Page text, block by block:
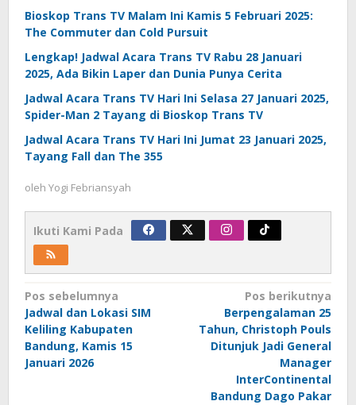
Bioskop Trans TV Malam Ini Kamis 5 Februari 2025:
The Commuter dan Cold Pursuit
Lengkap! Jadwal Acara Trans TV Rabu 28 Januari
2025, Ada Bikin Laper dan Dunia Punya Cerita
Jadwal Acara Trans TV Hari Ini Selasa 27 Januari 2025,
Spider-Man 2 Tayang di Bioskop Trans TV
Jadwal Acara Trans TV Hari Ini Jumat 23 Januari 2025,
Tayang Fall dan The 355
oleh Yogi Febriansyah
Ikuti Kami Pada
Navigasi
pos
Pos sebelumnya
Jadwal dan Lokasi SIM
Keliling Kabupaten
Bandung, Kamis 15
Januari 2026
Pos berikutnya
Berpengalaman 25
Tahun, Christoph Pouls
Ditunjuk Jadi General
Manager
InterContinental
Bandung Dago Pakar